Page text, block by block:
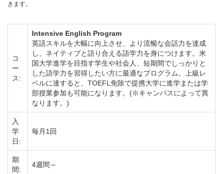
きます。
コ
ー
ス:
Intensive English Program
英語スキルを大幅に向上させ、より流暢な会話力を達成
し、ネイティブと語り合える語学力を身につけます。米
国大学進学を目指す学生や社会人、短期間でしっかりと
した語学力を習得したい方に最適なプログラム。上級レ
ベルに達すると、TOEFL免除で提携大学に進学または学
部授業参加も可能になります。(※キャンパスによって異
なります。)
入
学
日:
毎月1回
期
間:
4週間～